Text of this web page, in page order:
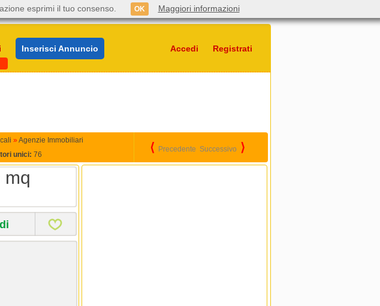
Inserisci Annuncio Accedi Registrati
» Agenzie Immobiliari
unici: 76
⟨ Precedente Successivo ⟩
mq
esprimi il tuo consenso. OK Maggiori informazioni